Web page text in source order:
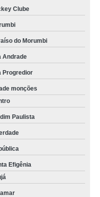
Clube
do Morumbi
Andrade
Progredior
monções
Paulista
Efigênia